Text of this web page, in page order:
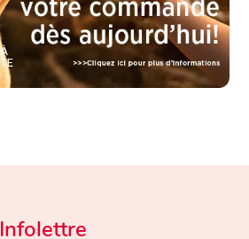
Infolettre